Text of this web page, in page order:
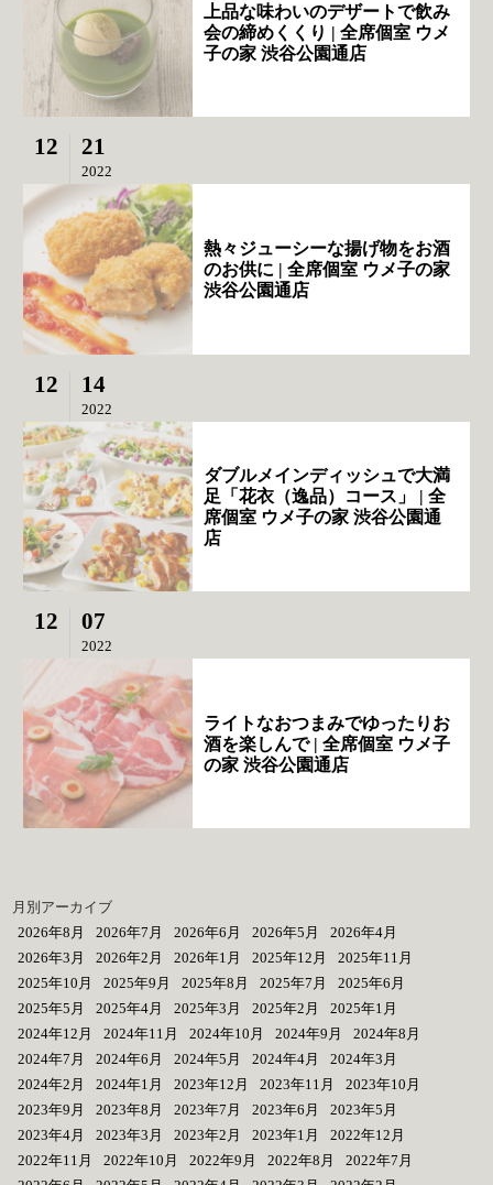
上品な味わいのデザートで飲み
会の締めくくり | 全席個室 ウメ
子の家 渋谷公園通店
12 21
2022
熱々ジューシーな揚げ物をお酒
のお供に | 全席個室 ウメ子の家
渋谷公園通店
12 14
2022
ダブルメインディッシュで大満
足「花衣（逸品）コース」 | 全
席個室 ウメ子の家 渋谷公園通
店
12 07
2022
ライトなおつまみでゆったりお
酒を楽しんで | 全席個室 ウメ子
の家 渋谷公園通店
月別アーカイブ
2026年8月
2026年7月 2026年6月 2026年5月
2026年4月
2026年3月
2026年2月 2026年1月 2025年12月
2025年11月
2025年10月
2025年9月 2025年8月 2025年7月
2025年6月
2025年5月
2025年4月 2025年3月 2025年2月
2025年1月
2024年12月
2024年11月 2024年10月 2024年9月
2024年8月
2024年7月
2024年6月 2024年5月 2024年4月
2024年3月
2024年2月
2024年1月 2023年12月 2023年11月
2023年10月
2023年9月
2023年8月 2023年7月 2023年6月
2023年5月
2023年4月
2023年3月 2023年2月 2023年1月
2022年12月
2022年11月
2022年10月 2022年9月 2022年8月
2022年7月